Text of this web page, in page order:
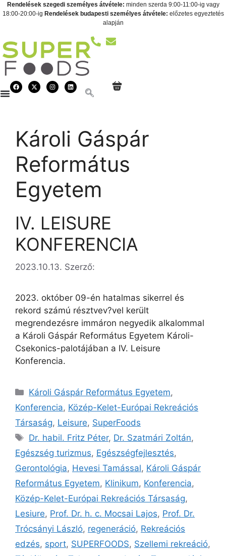
Rendelések szegedi személyes átvétele: minden szerda 9:00-11:00-ig vagy
18:00-20:00-ig Rendelések budapesti személyes átvétele: előzetes egyeztetés
alapján
Károli Gáspár
Református
Egyetem
IV. LEISURE
KONFERENCIA
2023.10.13. Szerző:
2023. október 09-én hatalmas sikerrel és
rekord számú résztvev?vel került
megrendezésre immáron negyedik alkalommal
a Károli Gáspár Református Egyetem Károli-
Csekonics-palotájában a IV. Leisure
Konferencia.
Károli Gáspár Református Egyetem,
Konferencia, Közép-Kelet-Európai Rekreációs
Társaság, Leisure, SuperFoods
Dr. habil. Fritz Péter, Dr. Szatmári Zoltán,
Egészség turizmus, Egészségfejlesztés,
Gerontológia, Hevesi Tamással, Károli Gáspár
Református Egyetem, Klinikum, Konferencia,
Közép-Kelet-Európai Rekreációs Társaság,
Lesiure, Prof. Dr. h. c. Mocsai Lajos, Prof. Dr.
Trócsányi László, regeneráció, Rekreációs
edzés, sport, SUPERFOODS, Szellemi rekreáció,